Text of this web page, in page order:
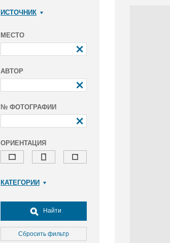
ИСТОЧНИК
МЕСТО
АВТОР
№ ФОТОГРАФИИ
ОРИЕНТАЦИЯ
КАТЕГОРИИ
Досуг, туризм и отдых
Культура
Медицина
Найти
Сбросить фильтр